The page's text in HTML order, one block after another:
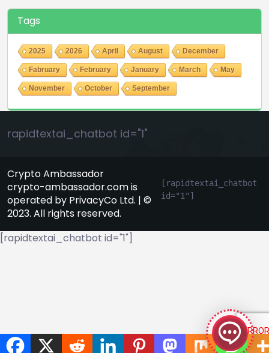
Tags
2025 2026 April August December
Fabruary February January March May
November October September
rapidtextai_chatbot id="1"
Crypto Ambassador
crypto-ambassador.com is
operated by PrivacyCo Ltd. | ©
2023. All rights reserved.
[rapidtextai_chatbot
id="1"]
[rapidtextai_chatbot id="1"]